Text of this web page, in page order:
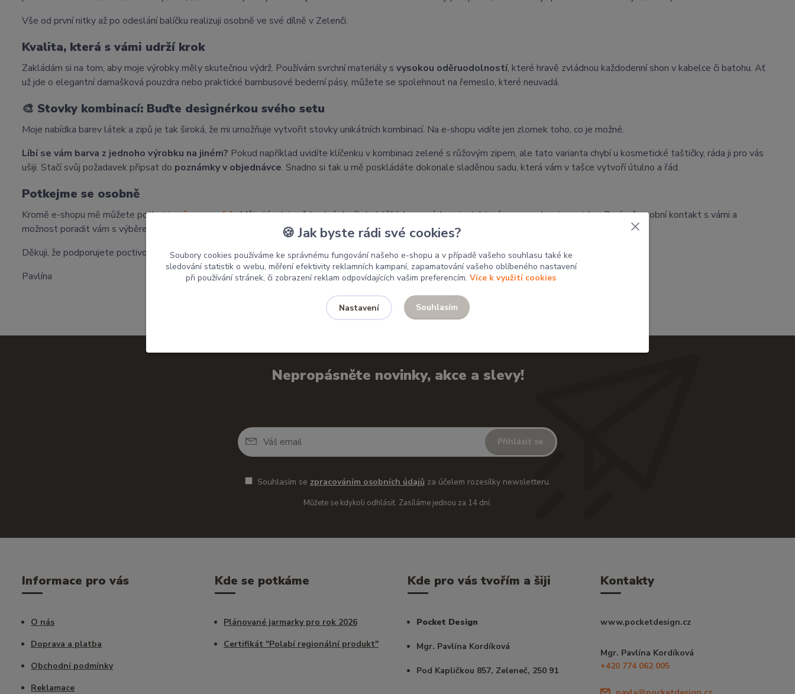
Vše od první nitky až po odeslání balíčku realizuji osobně ve své dílně v Zelenči.
Kvalita, která s vámi udrží krok
Zakládám si na tom, aby moje výrobky měly skutečnou výdrž. Používám svrchní materiály s vysokou oděruodolností, které hravě zvládnou každodenní shon v kabelce či batohu. Ať
už jde o elegantní damašková pouzdra nebo praktické bambusové bederní pásy, můžete se spolehnout na řemeslo, které neuvadá.
🎨 Stovky kombinací: Buďte designérkou svého setu
Moje nabídka barev látek a zipů je tak široká, že mi umožňuje vytvořit stovky unikátních kombinací. Na e-shopu vidíte jen zlomek toho, co je možné.
Líbí se vám barva z jednoho výrobku na jiném? Pokud například uvidíte klíčenku v kombinaci zelené s růžovým zipem, ale tato varianta chybí u kosmetické taštičky, ráda ji pro vás
ušiji. Stačí svůj požadavek připsat do poznámky v objednávce. Snadno si tak u mě poskládáte dokonale sladěnou sadu, která vám v tašce vytvoří útulno a řád.
Potkejme se osobně
Kromě e-shopu mě můžete potkat i najarmarcích. Můj stánek je vždy plný desítek dalších barevných variant, které se na web ani nevejdou. Baví mě osobní kontakt s vámi a
možnost poradit vám s výběrem přímo na místě.
Děkuji, že podporujete poctivou českou tvorbu a dáváte mým výrobkům domov.
Pavlína
Nepropásněte novinky, akce a slevy!
Přihlásit se
Souhlasím se zpracováním osobních údajů za účelem rozesílky newsletteru.
Můžete se kdykoli odhlásit. Zasíláme jednou za 14 dní.
Informace pro vás
O nás
Doprava a platba
Obchodní podmínky
Reklamace
Kde se potkáme
Plánované jarmarky pro rok 2026
Certifikát "Polabí regionální produkt"
Kde pro vás tvořím a šiji
Pocket Design
Mgr. Pavlína Kordíková
Pod Kapličkou 857, Zeleneč, 250 91
Kontakty
www.pocketdesign.cz
Mgr. Pavlína Kordíková
+420 774 062 005
🍪 Jak byste rádi své cookies?
Soubory cookies používáme ke správnému fungování našeho e-shopu a v případě vašeho souhlasu také ke
sledování statistik o webu, měření efektivity reklamních kampaní, zapamatování vašeho oblíbeného nastavení
při používání stránek, či zobrazení reklam odpovídajících vašim preferencím. Více k využití cookies
Nastavení Souhlasím